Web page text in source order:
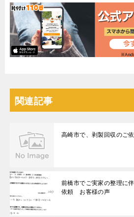
関連記事
高崎市で、剥製回収のご
前橋市でご実家の整理に
依頼 お客様の声